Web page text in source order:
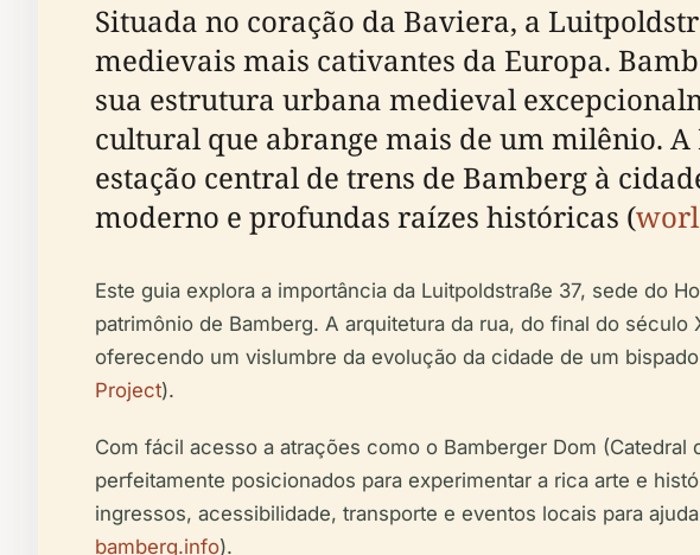
Situada no coração da Baviera, a
medievais mais cativantes da Europa.
sua estrutura urbana medieval
cultural que abrange mais de um milênio.
estação central de trens de Bamberg à
moderno e profundas raízes históricas (
Este guia explora a importância da Luitpoldstraße 37, sede do
patrimônio de Bamberg. A arquitetura da rua, do final do
oferecendo um vislumbre da evolução da cidade de um
Project).
Com fácil acesso a atrações como o Bamberger Dom
perfeitamente posicionados para experimentar a rica arte e
ingressos, acessibilidade, transporte e eventos locais para
bamberg.info).